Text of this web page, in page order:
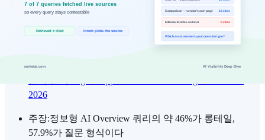
SEO.com — GEO Trends for 2026
AI Mode의 평균 쿼리는 전통 검색 쿼리보다 약 3배
2026
주장:정보형 AI Overview 쿼리의 약 46%가 롱테일,
57.9%가 질문 형식이다